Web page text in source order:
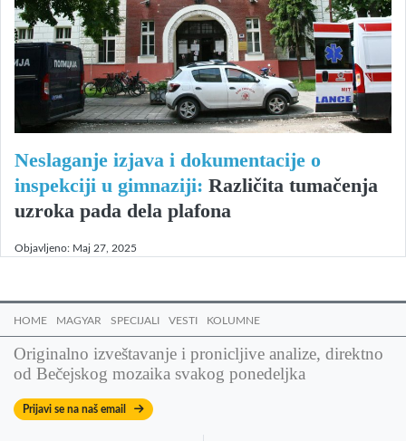
Neslaganje izjava i dokumentacije o
inspekciji u gimnaziji: Različita tumačenja
uzroka pada dela plafona
Objavljeno: Maj 27, 2025
HOME MAGYAR SPECIJALI VESTI KOLUMNE
Originalno izveštavanje i pronicljive analize, direktno
od Bečejskog mozaika svakog ponedeljka
Prijavi se na naš email